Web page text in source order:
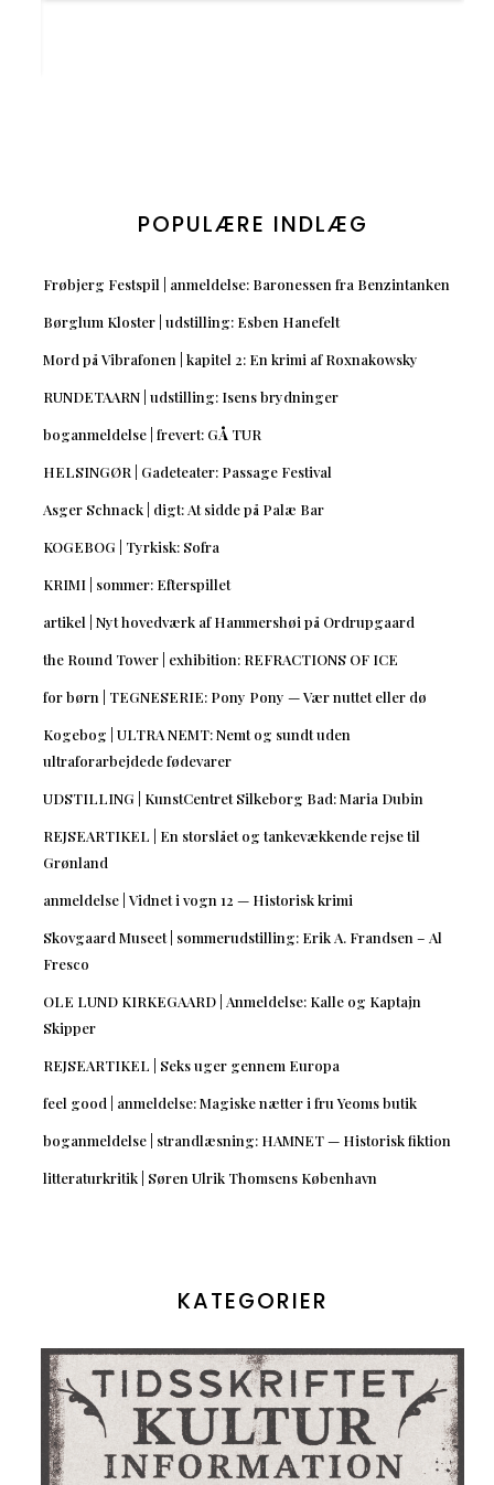
POPULÆRE INDLÆG
Frøbjerg Festspil | anmeldelse: Baronessen fra Benzintanken
Børglum Kloster | udstilling: Esben Hanefelt
Mord på Vibrafonen | kapitel 2: En krimi af Roxnakowsky
RUNDETAARN | udstilling: Isens brydninger
boganmeldelse | frevert: GÅ TUR
HELSINGØR | Gadeteater: Passage Festival
Asger Schnack | digt: At sidde på Palæ Bar
KOGEBOG | Tyrkisk: Sofra
KRIMI | sommer: Efterspillet
artikel | Nyt hovedværk af Hammershøi på Ordrupgaard
the Round Tower | exhibition: REFRACTIONS OF ICE
for børn | TEGNESERIE: Pony Pony — Vær nuttet eller dø
Kogebog | ULTRA NEMT: Nemt og sundt uden
ultraforarbejdede fødevarer
UDSTILLING | KunstCentret Silkeborg Bad: Maria Dubin
REJSEARTIKEL | En storslået og tankevækkende rejse til
Grønland
anmeldelse | Vidnet i vogn 12 — Historisk krimi
Skovgaard Museet | sommerudstilling: Erik A. Frandsen – Al
Fresco
OLE LUND KIRKEGAARD | Anmeldelse: Kalle og Kaptajn
Skipper
REJSEARTIKEL | Seks uger gennem Europa
feel good | anmeldelse: Magiske nætter i fru Yeoms butik
boganmeldelse | strandlæsning: HAMNET — Historisk fiktion
litteraturkritik | Søren Ulrik Thomsens København
KATEGORIER